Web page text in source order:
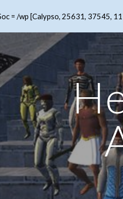
Skip to main content
= /wp [Calypso, 25631, 37545,